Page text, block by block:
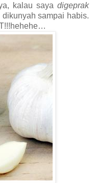
kalau saya digeprak
sampai habis.